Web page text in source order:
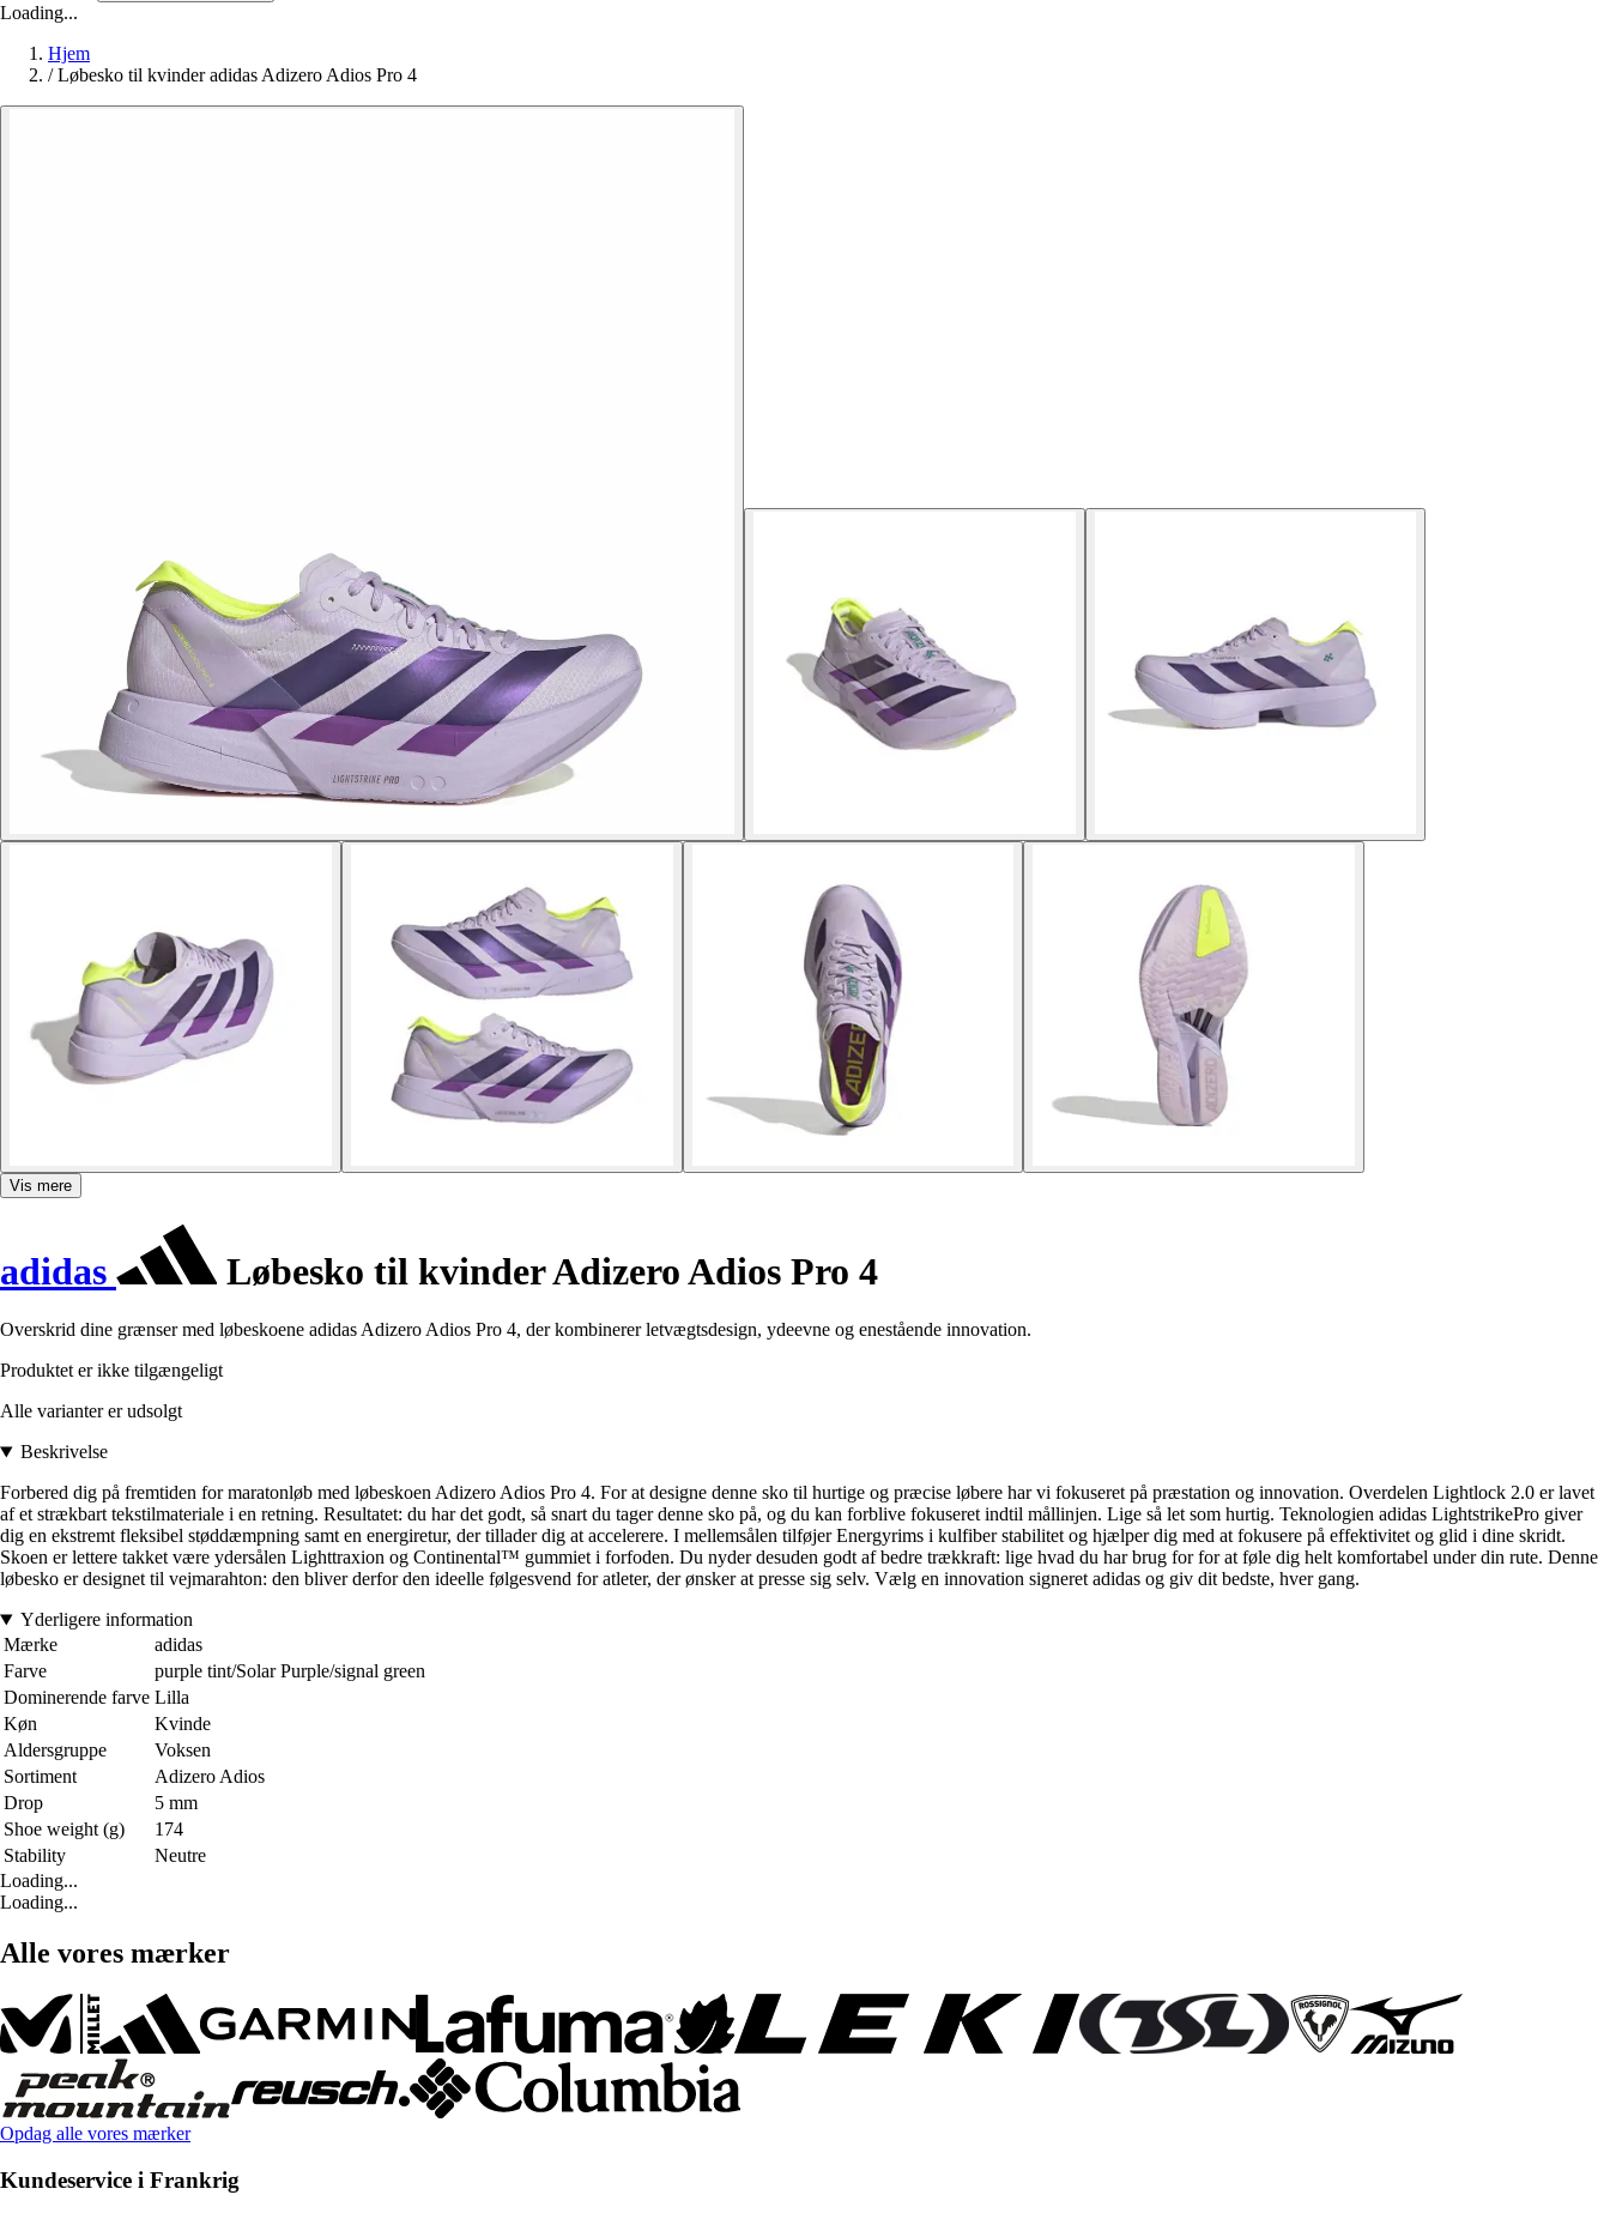
Loading...
Hjem
/ Løbesko til kvinder adidas Adizero Adios Pro 4
Vis mere
adidas Løbesko til kvinder Adizero Adios Pro 4
Overskrid dine grænser med løbeskoene adidas Adizero Adios Pro 4, der kombinerer letvægtsdesign, ydeevne og enestående innovation.
Produktet er ikke tilgængeligt
Alle varianter er udsolgt
Beskrivelse
Forbered dig på fremtiden for maratonløb med løbeskoen Adizero Adios Pro 4. For at designe denne sko til hurtige og præcise løbere har vi fokuseret på præstation og innovation. Overdelen Lightlock 2.0 er lavet
af et strækbart tekstilmateriale i en retning. Resultatet: du har det godt, så snart du tager denne sko på, og du kan forblive fokuseret indtil mållinjen. Lige så let som hurtig. Teknologien adidas LightstrikePro giver
dig en ekstremt fleksibel støddæmpning samt en energiretur, der tillader dig at accelerere. I mellemsålen tilføjer Energyrims i kulfiber stabilitet og hjælper dig med at fokusere på effektivitet og glid i dine skridt.
Skoen er lettere takket være ydersålen Lighttraxion og Continental™ gummiet i forfoden. Du nyder desuden godt af bedre trækkraft: lige hvad du har brug for for at føle dig helt komfortabel under din rute. Denne
løbesko er designet til vejmarahton: den bliver derfor den ideelle følgesvend for atleter, der ønsker at presse sig selv. Vælg en innovation signeret adidas og giv dit bedste, hver gang.
Yderligere information
Mærke
adidas
Farve
purple tint/Solar Purple/signal green
Dominerende farve Lilla
Køn
Kvinde
Aldersgruppe
Voksen
Sortiment
Adizero Adios
Drop
5 mm
Shoe weight (g)
174
Stability
Neutre
Loading...
Loading...
Alle vores mærker
Opdag alle vores mærker
Kundeservice i Frankrig